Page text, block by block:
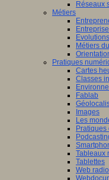
Réseaux
Métiers
Métiers
Pratiques
Cartes
Classes
Fablab
Images
Les
Tableaux
Tablettes
Web radio